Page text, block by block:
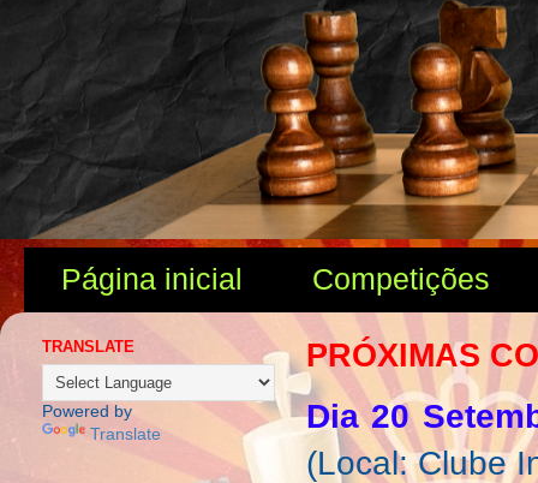
Página inicial Competições
PRÓXIMAS
Dia 20
(Local: Clube
TRANSLATE
Powered by
Translate